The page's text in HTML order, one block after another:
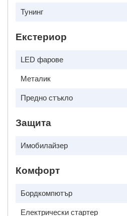
Тунинг
Екстериор
LED фарове
Металик
Предно стъкло
Защита
Имобилайзер
Комфорт
Бордкомпютър
Електрически стартер